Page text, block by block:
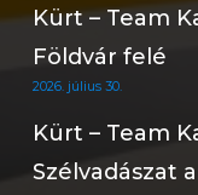
Kürt – Team
Földvár felé
2026. július 30.
Kürt – Team
Szélvadászat